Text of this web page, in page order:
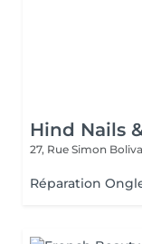
Hind Nails
27, Rue Simon
Réparation